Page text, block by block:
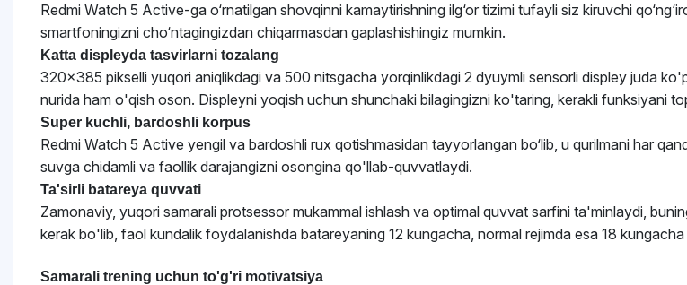
Redmi Watch 5 Active-ga o‘rnatilgan shovqinni kamaytirishning ilg‘or tizimi tufayli siz kiruvchi
smartfoningizni cho‘ntagingizdan chiqarmasdan gaplashishingiz mumkin.
Katta displeyda tasvirlarni tozalang
320x385 pikselli yuqori aniqlikdagi va 500 nitsgacha yorqinlikdagi 2 dyuymli sensorli displey juda
nurida ham o'qish oson. Displeyni yoqish uchun shunchaki bilagingizni ko'taring, kerakli funksiyani
Super kuchli, bardoshli korpus
Redmi Watch 5 Active yengil va bardoshli rux qotishmasidan tayyorlangan bo‘lib, u qurilmani har
suvga chidamli va faollik darajangizni osongina qo'llab-quvvatlaydi.
Ta'sirli batareya quvvati
Zamonaviy, yuqori samarali protsessor mukammal ishlash va optimal quvvat sarfini ta'minlaydi,
kerak bo'lib, faol kundalik foydalanishda batareyaning 12 kungacha, normal rejimda esa 18
Samarali trening uchun to'g'ri motivatsiya